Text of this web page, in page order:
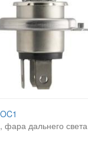
дальнего света